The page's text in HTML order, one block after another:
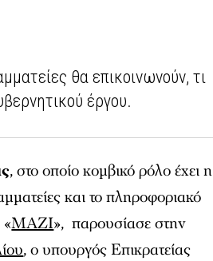
θα επικοινωνούν, τι
έργου.
, στο οποίο κομβικό ρόλο έχει η
και το πληροφοριακό
«ΜΑΖΙ», παρουσίασε στην
, ο υπουργός Επικρατείας